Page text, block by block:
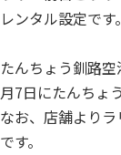
レンタル設定です。
たんちょう釧路
月7日にたんちょ
なお、店舗より
です。